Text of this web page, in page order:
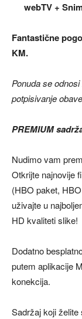
webTV +
Fantastične
KM.
Ponuda se
potpisivanje
PREMIUM
Nudimo vam
Otkrijte najnovije
(HBO paket,
uživajte u
HD kvaliteti slike!
Dodatno
putem aplikacije
konekcija.
Sadržaj koji želite